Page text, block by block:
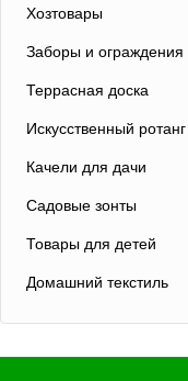
Хозтовары
Заборы и ограждения
Террасная доска
Искусственный ротанг
Качели для дачи
Садовые зонты
Товары для детей
Домашний текстиль